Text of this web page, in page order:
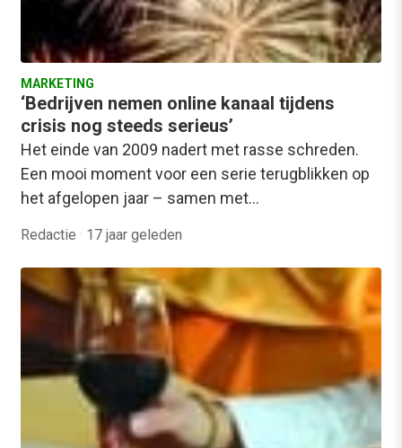
MARKETING
‘Bedrijven nemen online kanaal tijdens
crisis nog steeds serieus’
Het einde van 2009 nadert met rasse schreden.
Een mooi moment voor een serie terugblikken op
het afgelopen jaar – samen met…
Redactie · 17 jaar geleden